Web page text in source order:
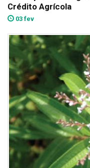
Crédito Agrícola
03 fev